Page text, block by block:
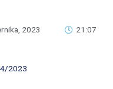
2023 21:07
2023